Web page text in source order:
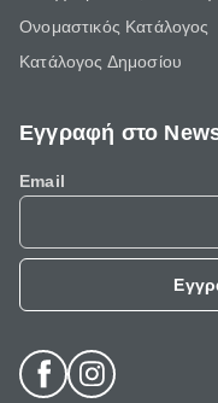
Ονομαστικός Κατάλογος
Κατάλογος Δημοσίου
Εγγραφή στο
Email